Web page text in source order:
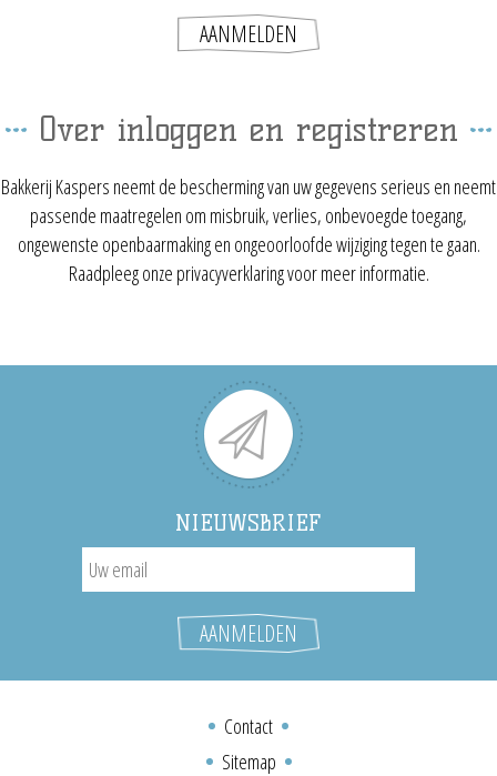
Over inloggen en registreren
Bakkerij Kaspers neemt de bescherming van uw gegevens serieus en neemt
passende maatregelen om misbruik, verlies, onbevoegde toegang,
ongewenste openbaarmaking en ongeoorloofde wijziging tegen te gaan.
Raadpleeg onze privacyverklaring voor meer informatie.
NIEUWSBRIEF
Contact
Sitemap